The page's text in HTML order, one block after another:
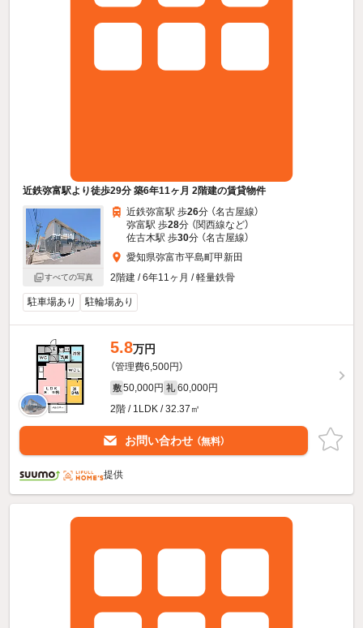
近鉄弥富駅より徒歩29分 築6年11ヶ月 2階建の賃貸物件
すべての写真
近鉄弥富駅 歩26分 （名古屋線）
弥富駅 歩28分 （関西線など）
佐古木駅 歩30分 （名古屋線）
愛知県弥富市平島町甲新田
2階建 / 6年11ヶ月 / 軽量鉄骨
駐車場あり 駐輪場あり
5.8万円
（管理費6,500円）
敷 50,000円 礼 60,000円
2階 / 1LDK / 32.37㎡
お問い合わせ （無料）
提供